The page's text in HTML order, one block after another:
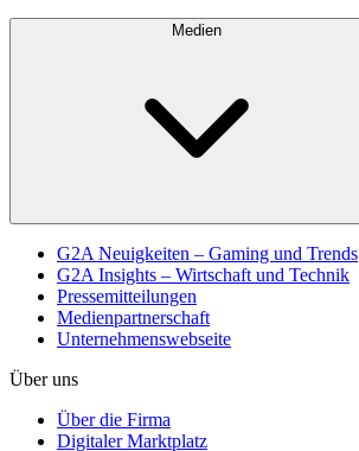
Medien
G2A Neuigkeiten – Gaming und Trends
G2A Insights – Wirtschaft und Technik
Pressemitteilungen
Medienpartnerschaft
Unternehmenswebseite
Über uns
Über die Firma
Digitaler Marktplatz